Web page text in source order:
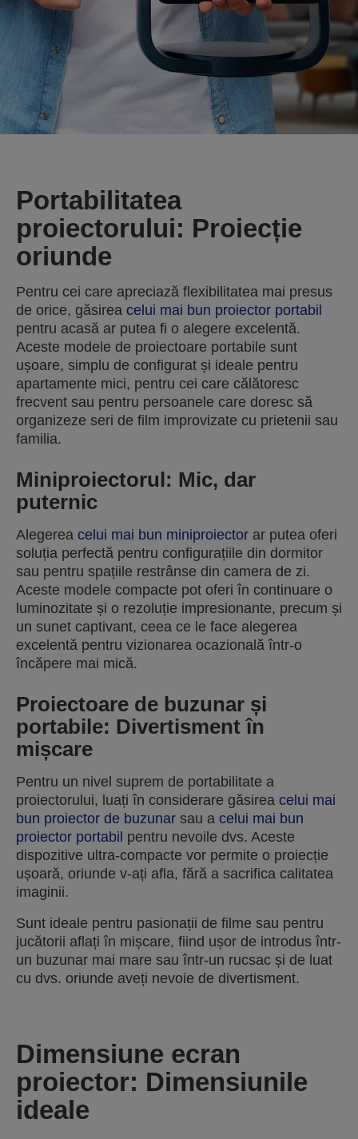
Portabilitatea
proiectorului: Proiecție
oriunde
Pentru cei care apreciază flexibilitatea mai presus
de orice, găsirea celui mai bun proiector portabil
pentru acasă ar putea fi o alegere excelentă.
Aceste modele de proiectoare portabile sunt
ușoare, simplu de configurat și ideale pentru
apartamente mici, pentru cei care călătoresc
frecvent sau pentru persoanele care doresc să
organizeze seri de film improvizate cu prietenii sau
familia.
Miniproiectorul: Mic, dar
puternic
Alegerea celui mai bun miniproiector ar putea oferi
soluția perfectă pentru configurațiile din dormitor
sau pentru spațiile restrânse din camera de zi.
Aceste modele compacte pot oferi în continuare o
luminozitate și o rezoluție impresionante, precum și
un sunet captivant, ceea ce le face alegerea
excelentă pentru vizionarea ocazională într-o
încăpere mai mică.
Proiectoare de buzunar și
portabile: Divertisment în
mișcare
Pentru un nivel suprem de portabilitate a
proiectorului, luați în considerare găsirea celui mai
bun proiector de buzunar sau a celui mai bun
proiector portabil pentru nevoile dvs. Aceste
dispozitive ultra-compacte vor permite o proiecție
ușoară, oriunde v-ați afla, fără a sacrifica calitatea
imaginii.
Sunt ideale pentru pasionații de filme sau pentru
jucătorii aflați în mișcare, fiind ușor de introdus într-
un buzunar mai mare sau într-un rucsac și de luat
cu dvs. oriunde aveți nevoie de divertisment.
Dimensiune ecran
proiector: Dimensiunile
ideale